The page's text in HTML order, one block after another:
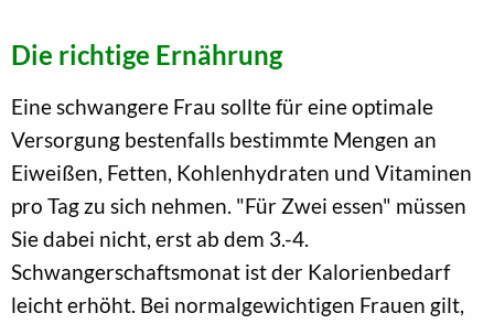
Die richtige Ernährung
Eine schwangere Frau sollte für eine optimale
Versorgung bestenfalls bestimmte Mengen an
Eiweißen, Fetten, Kohlenhydraten und Vitaminen
pro Tag zu sich nehmen. "Für Zwei essen" müssen
Sie dabei nicht, erst ab dem 3.-4.
Schwangerschaftsmonat ist der Kalorienbedarf
leicht erhöht. Bei normalgewichtigen Frauen gilt,